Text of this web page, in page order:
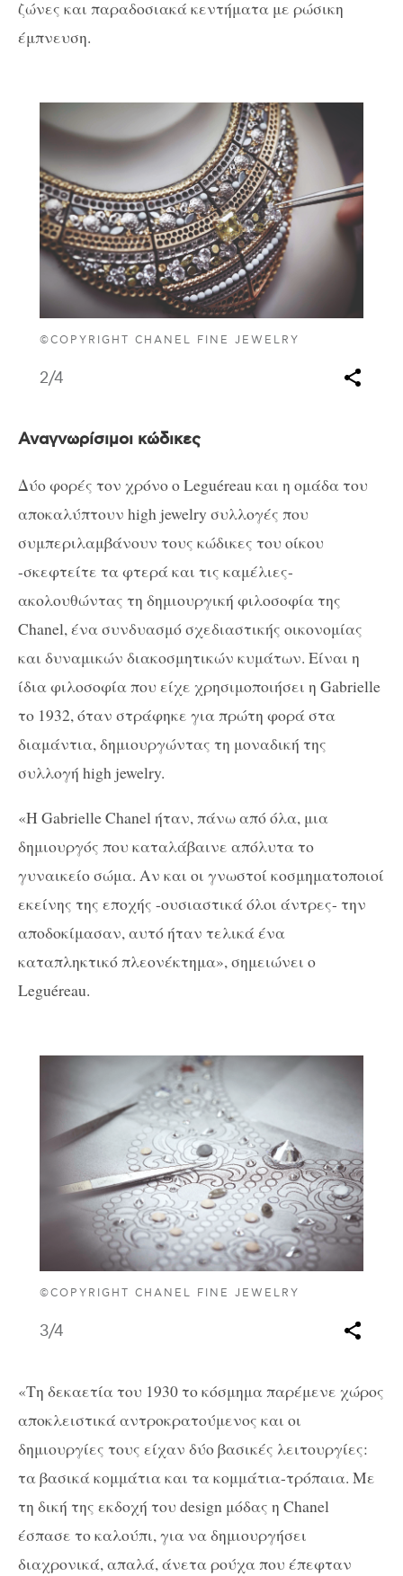
ζώνες και παραδοσιακά κεντήματα με ρώσικη
έμπνευση.
©COPYRIGHT CHANEL FINE JEWELRY
2/4
Αναγνωρίσιμοι κώδικες
Δύο φορές τον χρόνο ο Leguéreau και η ομάδα του
αποκαλύπτουν high jewelry συλλογές που
συμπεριλαμβάνουν τους κώδικες του οίκου
-σκεφτείτε τα φτερά και τις καμέλιες-
ακολουθώντας τη δημιουργική φιλοσοφία της
Chanel, ένα συνδυασμό σχεδιαστικής οικονομίας
και δυναμικών διακοσμητικών κυμάτων. Είναι η
ίδια φιλοσοφία που είχε χρησιμοποιήσει η Gabrielle
το 1932, όταν στράφηκε για πρώτη φορά στα
διαμάντια, δημιουργώντας τη μοναδική της
συλλογή high jewelry.
«Η Gabrielle Chanel ήταν, πάνω από όλα, μια
δημιουργός που καταλάβαινε απόλυτα το
γυναικείο σώμα. Αν και οι γνωστοί κοσμηματοποιοί
εκείνης της εποχής -ουσιαστικά όλοι άντρες- την
αποδοκίμασαν, αυτό ήταν τελικά ένα
καταπληκτικό πλεονέκτημα», σημειώνει ο
Leguéreau.
©COPYRIGHT CHANEL FINE JEWELRY
3/4
«Τη δεκαετία του 1930 το κόσμημα παρέμενε χώρος
αποκλειστικά αντροκρατούμενος και οι
δημιουργίες τους είχαν δύο βασικές λειτουργίες:
τα βασικά κομμάτια και τα κομμάτια-τρόπαια. Με
τη δική της εκδοχή του design μόδας η Chanel
έσπασε το καλούπι, για να δημιουργήσει
διαχρονικά, απαλά, άνετα ρούχα που έπεφταν